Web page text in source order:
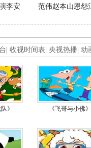
李安 范伟赵本山恩怨
收视时间表 央视热播 动
》 《飞哥与小佛》